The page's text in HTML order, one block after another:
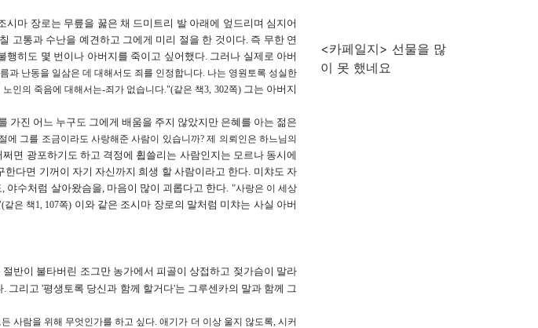
마 장로는 무릎을 꿇은 채 드미트리 발 아래에 엎드리며 심지어
고통과 수난을 예견하고 그에게 미리 절을 한 것이다. 즉 무한 연
히도 몇 번이나 아버지를 죽이고 싶어했다. 그러나 실제로 아버
과 난동을 일삼은 데 대해서도 죄를 인정합니다. 나는 영원토록 성실한
인의 죽음에 대해서는-죄가 없습니다."(같은 책3, 302쪽)그는 아버지
가진 어느 누구도 그에게 배움을 주지 않았지만 은혜를 아는 젊은
그를 조금이라도 사랑해준 사람이 있습니까? 제 의뢰인은 하느님의
면 광포하기도 하고 격정에 휩쓸리는 사람인지는 모르나 동시에
다면 기꺼이 자기 자신까지 희생 할 사람이라고 한다. 미챠도 자
야수처럼 살아왔슴을, 마음이 많이 괴롭다고 한다. "사랑은 이 세상
은 책1, 107쪽) 이와 같은 조시마 장로의 말처럼 미챠는 사실 아버
반이 불타버린 조그만 농가에서 피골이 상접하고 젖가슴이 말라
리고 '평생토록 당신과 함께 할거다'는 그루센카의 말과 함께 그
사람을 위해 무엇인가를 하고 싶다. 애기가 더 이상 울지 않도록, 시커
<카페일지> 선물을 많
이 못 했네요